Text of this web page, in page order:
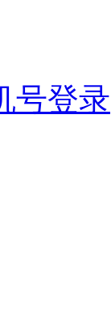
号登录